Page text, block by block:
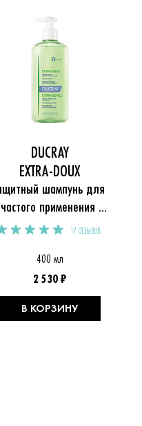
DUCRAY
EXTRA-DOUX
шампунь для
частого применения
EXTRA-DOUX17 ОТЗЫВОВ
400 мл
2 530 ₽
В КОРЗИНУ